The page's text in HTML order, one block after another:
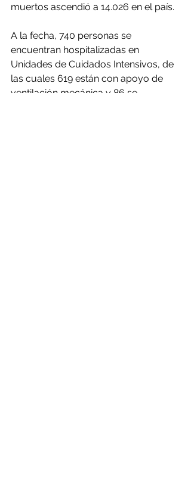
muertos ascendió a 14.026 en el país.
A la fecha, 740 personas se
encuentran hospitalizadas en
Unidades de Cuidados Intensivos, de
las cuales 619 están con apoyo de
ventilación mecánica y 86 se